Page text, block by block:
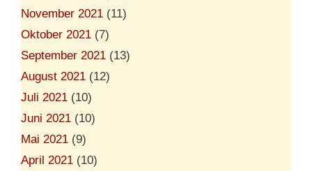
November 2021 (11)
Oktober 2021 (7)
September 2021 (13)
August 2021 (12)
Juli 2021 (10)
Juni 2021 (10)
Mai 2021 (9)
April 2021 (10)